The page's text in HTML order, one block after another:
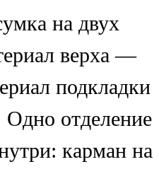
на двух
верха —
подкладки
отделение
карман на